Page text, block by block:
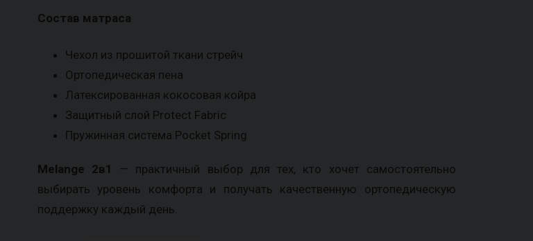
Состав матраса
Чехол из прошитой ткани стрейч
Ортопедическая пена
Латексированная кокосовая койра
Защитный слой Protect Fabric
Пружинная система Pocket Spring
Melange 2в1
— практичный выбор для тех, кто хочет самостоятельно
выбирать уровень комфорта и получать качественную ортопедическую
поддержку каждый день.